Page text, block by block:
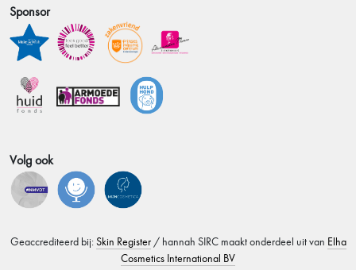
Sponsor
Volg ook
Geaccrediteerd bij:Skin Register/ hannah SIRC maakt onderdeel uit van Elha
Cosmetics International BV